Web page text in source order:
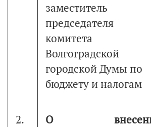
заместитель
председателя
комитета
Волгоградской
городской Думы по
бюджету и налогам
2.
О